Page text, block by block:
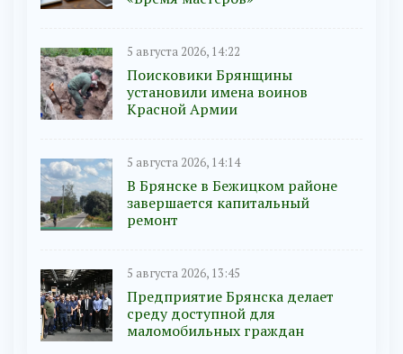
5 августа 2026, 14:22
Поисковики Брянщины
установили имена воинов
Красной Армии
5 августа 2026, 14:14
В Брянске в Бежицком районе
завершается капитальный
ремонт
5 августа 2026, 13:45
Предприятие Брянска делает
среду доступной для
маломобильных граждан